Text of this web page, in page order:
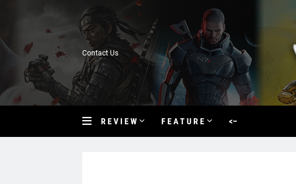
Contact Us
R E V I E W F E A T U R E <–